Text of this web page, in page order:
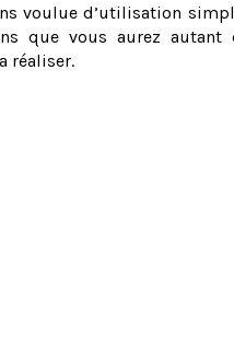
voulue d’utilisation
que vous aurez
réaliser.